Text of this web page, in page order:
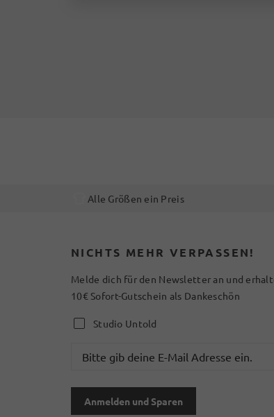
Alle Größen ein Preis
NICHTS MEHR VERPASSEN!
Melde dich für den Newsletter an und
10€ Sofort-Gutschein als Dankeschön
Studio Untold
Anmelden und Sparen